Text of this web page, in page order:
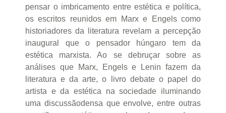
pensar o imbricamento entre estética e política,
os escritos reunidos em Marx e Engels como
historiadores da literatura revelam a percepção
inaugural que o pensador húngaro tem da
estética marxista. Ao se debruçar sobre as
análises que Marx, Engels e Lenin fazem da
literatura e da arte, o livro debate o papel do
artista e da estética na sociedade iluminando
uma discussãodensa que envolve, entre outras